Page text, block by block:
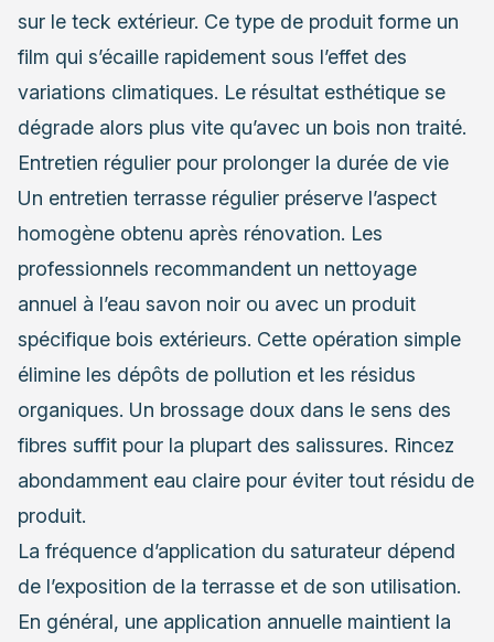
sur le teck extérieur. Ce type de produit forme un
film qui s’écaille rapidement sous l’effet des
variations climatiques. Le résultat esthétique se
dégrade alors plus vite qu’avec un bois non traité.
Entretien régulier pour prolonger la durée de vie
Un entretien terrasse régulier préserve l’aspect
homogène obtenu après rénovation. Les
professionnels recommandent un nettoyage
annuel à l’eau savon noir ou avec un produit
spécifique bois extérieurs. Cette opération simple
élimine les dépôts de pollution et les résidus
organiques. Un brossage doux dans le sens des
fibres suffit pour la plupart des salissures. Rincez
abondamment eau claire pour éviter tout résidu de
produit.
La fréquence d’application du saturateur dépend
de l’exposition de la terrasse et de son utilisation.
En général, une application annuelle maintient la